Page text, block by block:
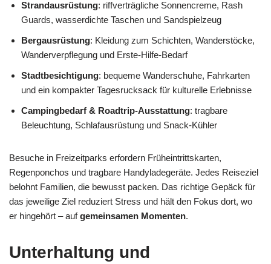
Strandausrüstung: riffverträgliche Sonnencreme, Rash
Guards, wasserdichte Taschen und Sandspielzeug
Bergausrüstung: Kleidung zum Schichten, Wanderstöcke,
Wanderverpflegung und Erste-Hilfe-Bedarf
Stadtbesichtigung: bequeme Wanderschuhe, Fahrkarten
und ein kompakter Tagesrucksack für kulturelle Erlebnisse
Campingbedarf & Roadtrip-Ausstattung: tragbare
Beleuchtung, Schlafausrüstung und Snack-Kühler
Besuche in Freizeitparks erfordern Früheintrittskarten,
Regenponchos und tragbare Handyladegeräte. Jedes Reiseziel
belohnt Familien, die bewusst packen. Das richtige Gepäck für
das jeweilige Ziel reduziert Stress und hält den Fokus dort, wo
er hingehört – aufgemeinsamen Momenten.
Unterhaltung und